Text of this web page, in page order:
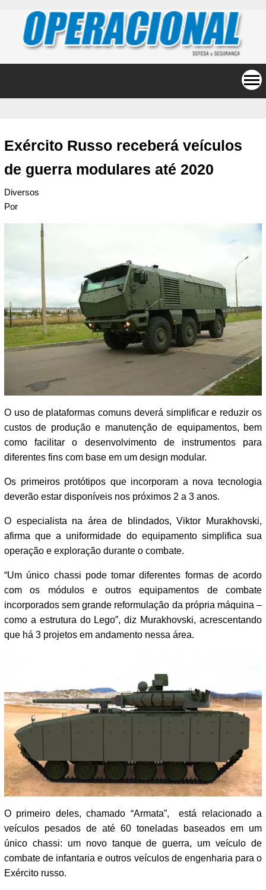
Exército Russo receberá veículos
de guerra modulares até 2020
Diversos
Por
O uso de plataformas comuns deverá simplificar e reduzir os
custos de produção e manutenção de equipamentos, bem
como facilitar o desenvolvimento de instrumentos para
diferentes fins com base em um design modular.
Os primeiros protótipos que incorporam a nova tecnologia
deverão estar disponíveis nos próximos 2 a 3 anos.
O especialista na área de blindados, Viktor Murakhovski,
afirma que a uniformidade do equipamento simplifica sua
operação e exploração durante o combate.
“Um único chassi pode tomar diferentes formas de acordo
com os módulos e outros equipamentos de combate
incorporados sem grande reformulação da própria máquina –
como a estrutura do Lego”, diz Murakhovski, acrescentando
que há 3 projetos em andamento nessa área.
O primeiro deles, chamado “Armata”, está relacionado a
veículos pesados de até 60 toneladas baseados em um
único chassi: um novo tanque de guerra, um veículo de
combate de infantaria e outros veículos de engenharia para o
Exército russo.